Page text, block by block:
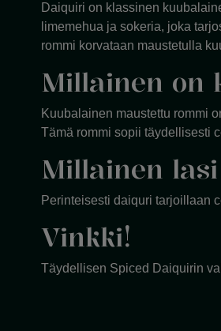
Daiquiri on klassinen
limemehua ja sokeria, joka
rommi korvataan maustetulla
Millainen on
Kuubalainen maustettu rommi
Tämä rommi sopii täydellisesti
Millainen
Perinteisesti daiquri tarjoillaan
Vinkki!
Täydellisen Spiced Daiquirin